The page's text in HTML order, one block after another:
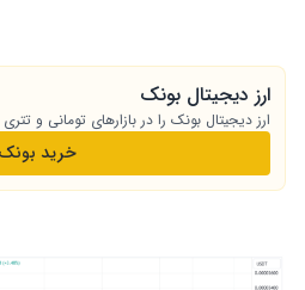
ارز دیجیتال بونک
ارز دیجیتال بونک را در بازارهای تومانی و
خرید بونک